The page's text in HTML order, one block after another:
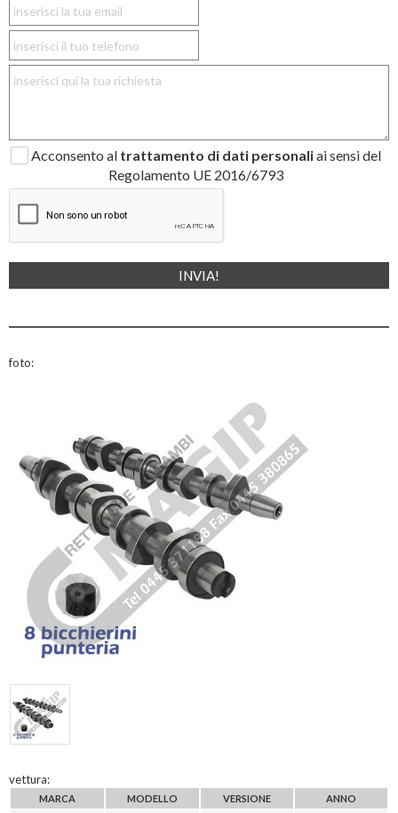
Acconsento al trattamento di dati personaliai sensi del
Regolamento UE 2016/6793
foto:
vettura:
MARCA MODELLO VERSIONE
ANNO